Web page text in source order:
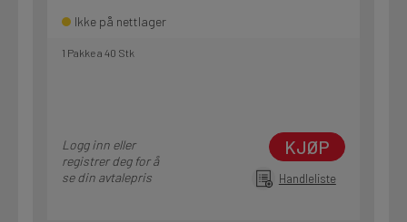
Ikke på nettlager
1 Pakke a 40 Stk
Logg inn eller
registrer deg for å
se din avtalepris
KJØP
Handleliste